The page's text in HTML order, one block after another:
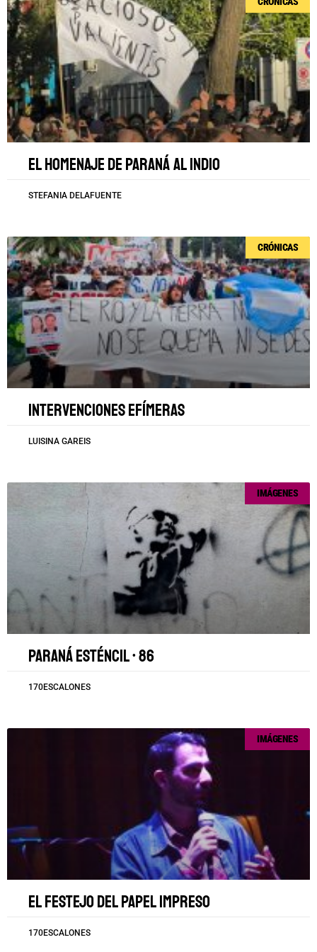
El homenaje de Paraná al Indio
STEFANIA DELAFUENTE
CRÓNICAS
Intervenciones efímeras
LUISINA GAREIS
IMÁGENES
Paraná esténcil • 86
170ESCALONES
IMÁGENES
El festejo del papel impreso
170ESCALONES